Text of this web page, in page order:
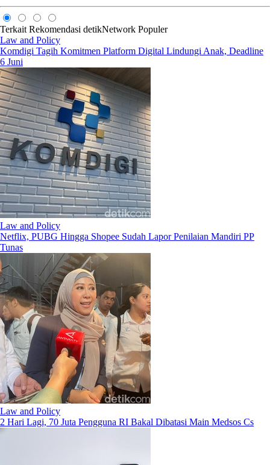
Terkait Rekomendasi detikNetwork Populer
Law and Policy
Komdigi Tagih Komitmen Platform Digital Lindungi Anak, Deadline
6 Juni
Law and Policy
Netflix, PUBG Hingga Shopee Sudah Lapor Penilaian Mandiri PP
Tunas
Law and Policy
2 Hari Lagi, 70 Juta Pengguna RI Bakal Dibatasi Main Medsos Cs